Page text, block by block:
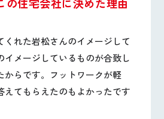
の住宅会社に決めた理由
くれた岩松さんのイメージして
イメージしているものが合致し
からです。フットワークが軽
えてもらえたのもよかったです